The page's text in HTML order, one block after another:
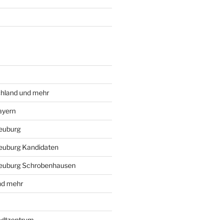
und mehr
Kandidaten
Schrobenhausen
mehr